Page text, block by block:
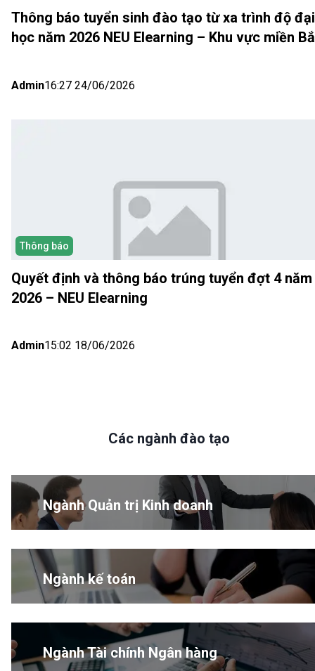
Thông báo tuyển sinh đào tạo từ xa trình độ đại
học năm 2026 NEU Elearning – Khu vực miền
Admin16:27 24/06/2026
Thông báo
Quyết định và thông báo trúng tuyển đợt 4 năm
2026 – NEU Elearning
Admin15:02 18/06/2026
Các ngành đào tạo
Ngành Quản trị Kinh doanh
Ngành kế toán
Ngành Tài chính Ngân hàng